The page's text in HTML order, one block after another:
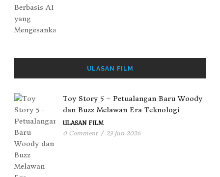
ULASAN FILM
Toy Story 5 – Petualangan Baru Woody
dan Buzz Melawan Era Teknologi
ULASAN FILM
0 Comment / 23 Jun 2026